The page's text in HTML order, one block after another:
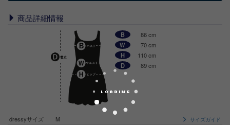
商品詳細情報
B
86 cm
W
70 cm
H
110 cm
D
89 cm
dressyサイズ M サイズガイド